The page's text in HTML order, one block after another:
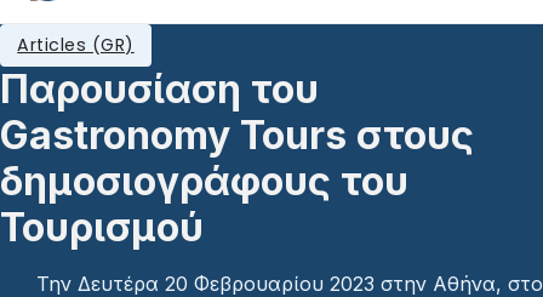
Παρουσίαση του
Gastronomy Tours στους
δημοσιογράφους του
Τουρισμού
Articles (GR)
Την Δευτέρα 20 Φεβρουαρίου 2023 στην Αθήνα, στο